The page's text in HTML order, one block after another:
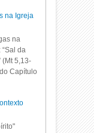
na Igreja
na
da
(Mt 5,13-
Capítulo